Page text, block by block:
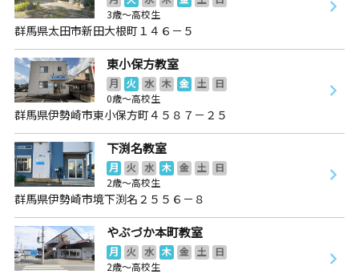
3歳～高校生
群馬県太田市新田大根町１４６－５
東小保方教室
月 火 水 木 金 土
日
0歳～高校生
群馬県伊勢崎市東小保方町４５８７－２５
下渕名教室
月 火 水 木 金 土
日
2歳～高校生
群馬県伊勢崎市境下渕名２５５６－８
やぶづか本町教室
月 火 水 木 金 土
日
2歳～高校生